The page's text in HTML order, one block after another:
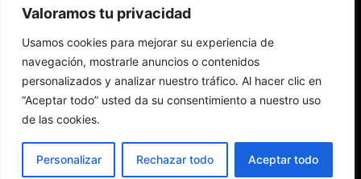
Valoramos tu privacidad
Usamos cookies para mejorar su experiencia de
navegación, mostrarle anuncios o contenidos
personalizados y analizar nuestro tráfico. Al hacer clic en
“Aceptar todo” usted da su consentimiento a nuestro uso
de las cookies.
Personalizar Rechazar todo Aceptar todo
Redes Cristianas
Una mirada alternativa sobre la Iglesia católica y la sociedad
- Colectivos de Redes Cristianas